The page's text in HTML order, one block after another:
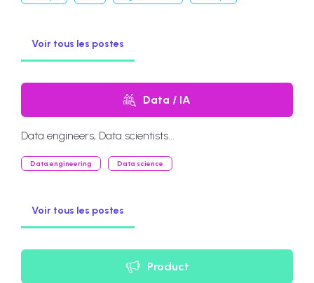
Voir tous les postes
Data / IA
Data engineers, Data scientists...
Data engineering Data science
Voir tous les postes
Product